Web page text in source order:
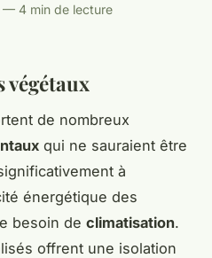
4 min de lecture
végétaux
de nombreux
qui ne sauraient être
à
énergétique des
besoin de climatisation.
offrent une isolation